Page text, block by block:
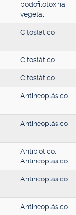
podofilotoxina
vegetal
Citostático
Citostático
Citostático
Antineoplásico
Antineoplásico
Antibiótico,
Antineoplásico
Antineoplásico
Antineoplásico